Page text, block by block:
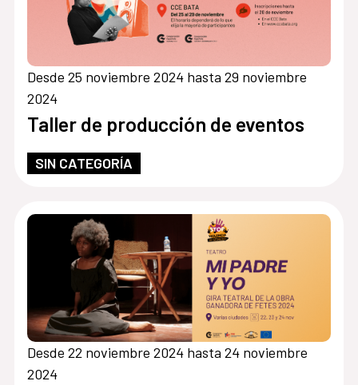
Desde 25 noviembre 2024 hasta 29 noviembre
2024
Taller de producción de eventos
SIN CATEGORÍA
Desde 22 noviembre 2024 hasta 24 noviembre
2024